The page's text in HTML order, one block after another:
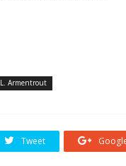
Armentrout
Tweet